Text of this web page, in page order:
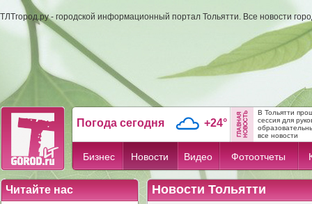
ТЛТгород.ру - городской информационный портал Тольятти. Все новости
Погода сегодня +24°
В Тольятти
сессия для
все новости
Бизнес Новости Видео Фотоотчеты
Читайте нас Новости Тольятти